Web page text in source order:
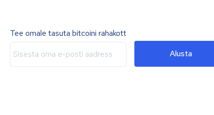
Tee omale tasuta bitcoini rahakott
Alusta